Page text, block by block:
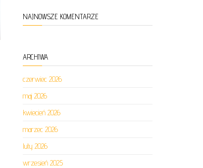
NAJNOWSZE KOMENTARZE
ARCHIWA
czerwiec 2026
maj 2026
kwiecień 2026
marzec 2026
luty 2026
wrzesień 2025